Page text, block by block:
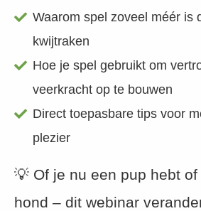
Waarom spel zoveel méér is
kwijtraken
Hoe je spel gebruikt om
veerkracht op te bouwen
Direct toepasbare tips voor
plezier
💡 Of je nu een pup hebt
hond – dit webinar
van